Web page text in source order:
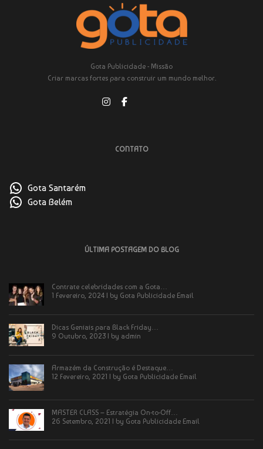
Gota Publicidade - Missão
Criar marcas fortes para construir um mundo melhor.
CONTATO
Gota Santarém
Gota Belém
ÚLTIMA POSTAGEM DO BLOG
Contrate celebridades com a Gota…
1 Fevereiro, 2024 | by Gota Publicidade Email
Dicas Geniais para Black Friday…
9 Outubro, 2023 | by admin
Armazém da Construção é Destaque…
12 Fevereiro, 2021 | by Gota Publicidade Email
MASTER CLASS – Estratégia On-to-Off…
26 Setembro, 2021 | by Gota Publicidade Email